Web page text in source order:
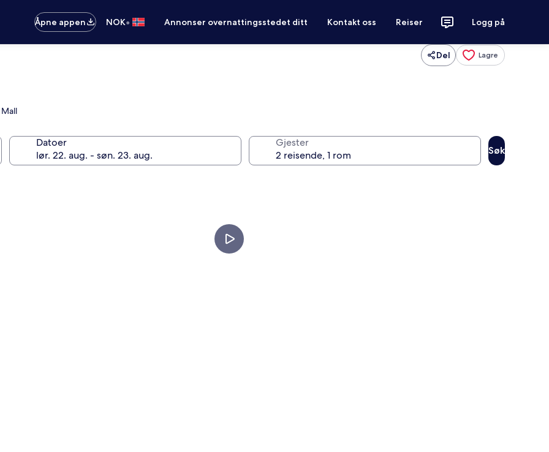
Åpne appen NOK• Annonser overnattingsstedet ditt Kontakt oss Reiser Logg på
Del Lagre
Datoer Gjester
Søk